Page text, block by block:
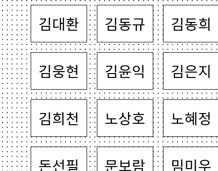
김대환 김동규 김동희
김웅현 김윤익 김은지
김희천 노상호 노혜정
돈선필 문보람 밈미우